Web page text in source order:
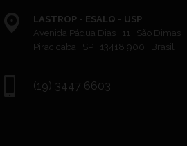
LASTROP - ESALQ - USP
Avenida Pádua Dias 11 São Dimas
Piracicaba SP 13418 900 Brasil
(19) 3447 6603